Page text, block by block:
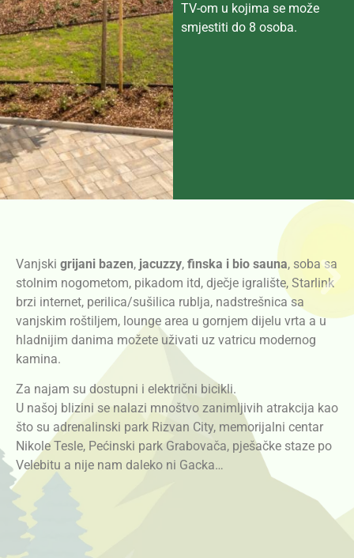
TV-om u kojima se može
smjestiti do 8 osoba.
Vanjski grijani bazen, jacuzzy, finska i bio sauna, soba sa
stolnim nogometom, pikadom itd, dječje igralište, Starlink
brzi internet, perilica/sušilica rublja, nadstrešnica sa
vanjskim roštiljem, lounge area u gornjem dijelu vrta a u
hladnijim danima možete uživati uz vatricu modernog
kamina.
Za najam su dostupni i električni bicikli.
U našoj blizini se nalazi mnoštvo zanimljivih atrakcija kao
što su adrenalinski park Rizvan City, memorijalni centar
Nikole Tesle, Pećinski park Grabovača, pješačke staze po
Velebitu a nije nam daleko ni Gacka…